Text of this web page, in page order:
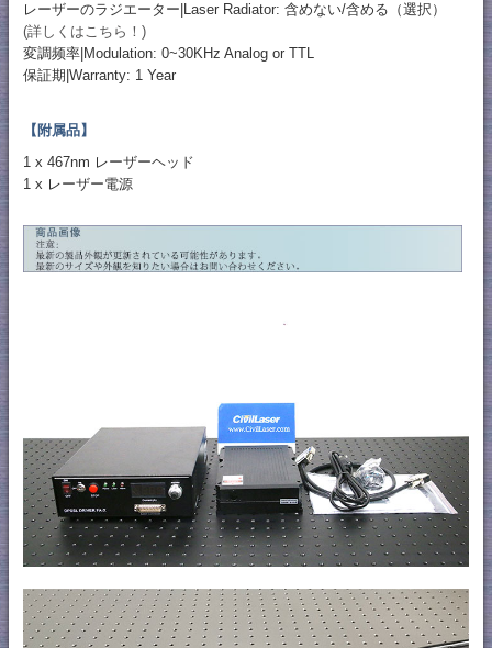
レーザーのラジエーター|Laser Radiator: 含めない/含める（選択）
(詳しくはこちら！)
変調频率|Modulation: 0~30KHz Analog or TTL
保証期|Warranty: 1 Year
【附属品】
1 x 467nm レーザーヘッド
1 x レーザー電源